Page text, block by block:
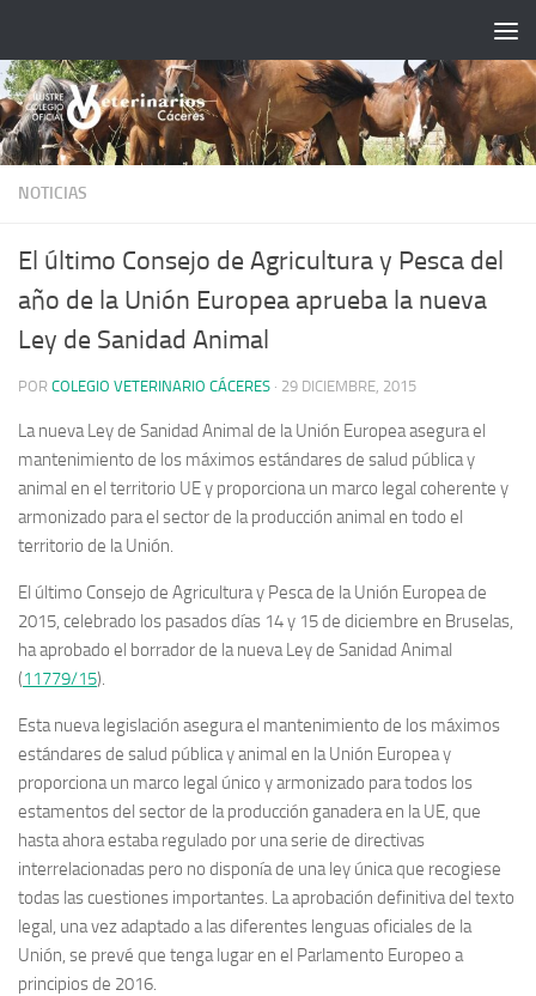
NOTICIAS
El último Consejo de Agricultura y Pesca del
año de la Unión Europea aprueba la nueva
Ley de Sanidad Animal
POR COLEGIO VETERINARIO CÁCERES · 29 DICIEMBRE, 2015
La nueva Ley de Sanidad Animal de la Unión Europea asegura el
mantenimiento de los máximos estándares de salud pública y
animal en el territorio UE y proporciona un marco legal coherente y
armonizado para el sector de la producción animal en todo el
territorio de la Unión.
El último Consejo de Agricultura y Pesca de la Unión Europea de
2015, celebrado los pasados días 14 y 15 de diciembre en Bruselas,
ha aprobado el borrador de la nueva Ley de Sanidad Animal
(11779/15).
Esta nueva legislación asegura el mantenimiento de los máximos
estándares de salud pública y animal en la Unión Europea y
proporciona un marco legal único y armonizado para todos los
estamentos del sector de la producción ganadera en la UE, que
hasta ahora estaba regulado por una serie de directivas
interrelacionadas pero no disponía de una ley única que recogiese
todas las cuestiones importantes. La aprobación definitiva del texto
legal, una vez adaptado a las diferentes lenguas oficiales de la
Unión, se prevé que tenga lugar en el Parlamento Europeo a
principios de 2016.